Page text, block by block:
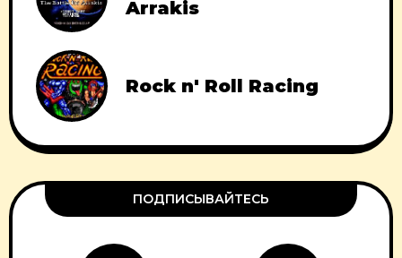
Arrakis
Rock n' Roll Racing
ПОДПИСЫВАЙТЕСЬ